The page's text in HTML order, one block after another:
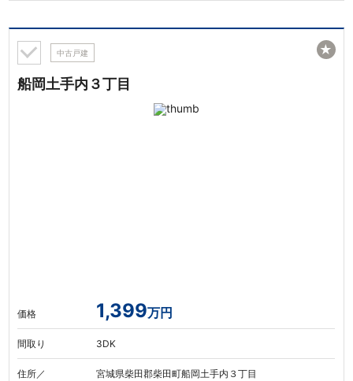
中古戸建
船岡土手内３丁目
価格 1,399万円
間取り 3DK
住所／
宮城県柴田郡柴田町船岡土手内３丁目
★